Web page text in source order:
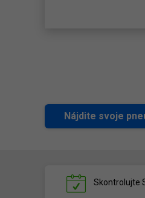
Nájdite svoje
Skontrolujte